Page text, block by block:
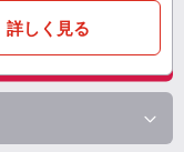
詳しく見る